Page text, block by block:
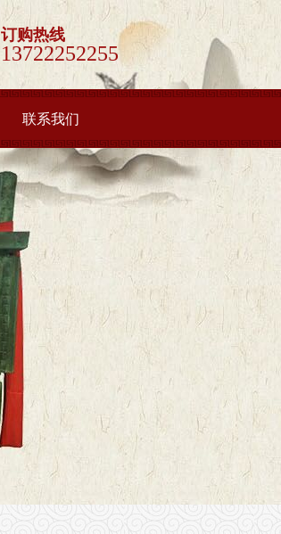
订购热线
13722252255
联系我们